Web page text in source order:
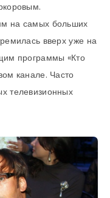
на самых больших
вверх уже на
программы «Кто
канале. Часто
телевизионных